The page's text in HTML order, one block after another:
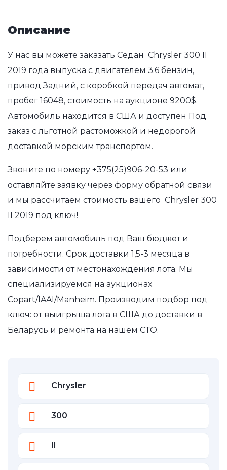
Описание
У нас вы можете заказать Седан Chrysler 300 II
2019 года выпуска с двигателем 3.6 бензин,
привод Задний, с коробкой передач автомат,
пробег 16048, стоимость на аукционе 9200$.
Автомобиль находится в США и доступен Под
заказ с льготной растоможкой и недорогой
доставкой морским транспортом.
Звоните по номеру +375(25)906-20-53 или
оставляйте заявку через форму обратной связи
и мы рассчитаем стоимость вашего Chrysler 300
II 2019 под ключ!
Подберем автомобиль под Ваш бюджет и
потребности. Срок доставки 1,5-3 месяца в
зависимости от местонахождения лота. Мы
специализируемся на аукционах
Copart/IAAI/Manheim. Производим подбор под
ключ: от выигрыша лота в США до доставки в
Беларусь и ремонта на нашем СТО.
Chrysler
300
II